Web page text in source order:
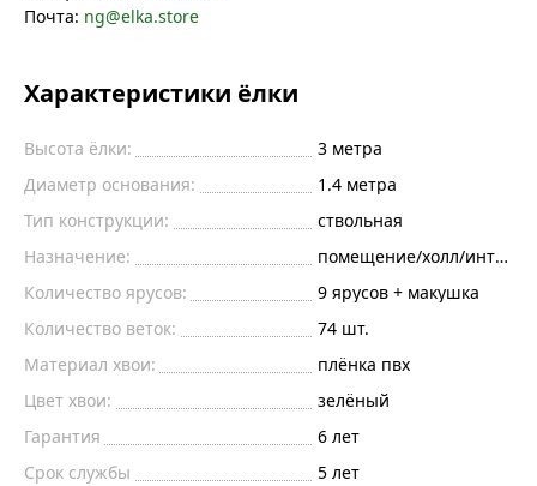
Почта: ng@elka.store
Характеристики ёлки
Высота ёлки: 3 метра
Диаметр основания:
1.4 метра
Тип конструкции:
ствольная
Назначение:
помещение/холл/
Количество ярусов:
9 ярусов + макушка
Количество веток:
74 шт.
Материал хвои:
плёнка пвх
Цвет хвои:
зелёный
Гарантия
6 лет
Срок службы
5 лет